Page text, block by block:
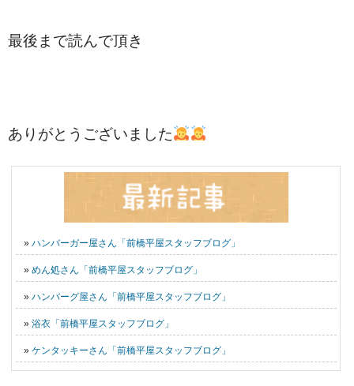
最後まで読んで頂き
ありがとうございました
» ハンバーガー屋さん「前橋平屋スタッフブログ」
» めん処さん「前橋平屋スタッフブログ」
» ハンバーグ屋さん「前橋平屋スタッフブログ」
» 浴衣「前橋平屋スタッフブログ」
» ケンタッキーさん「前橋平屋スタッフブログ」